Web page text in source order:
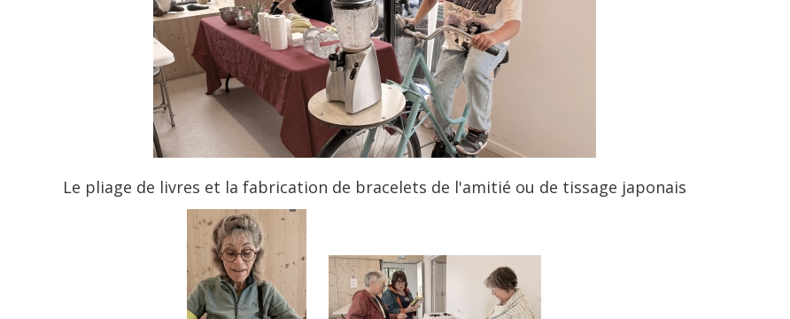
Le pliage de livres et la fabrication de bracelets de l'amitié ou de tissage japonais